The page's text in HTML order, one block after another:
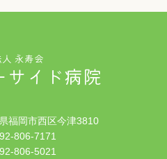
永寿会
サイド病院
福岡市西区今津3810
806-7171
806-5021